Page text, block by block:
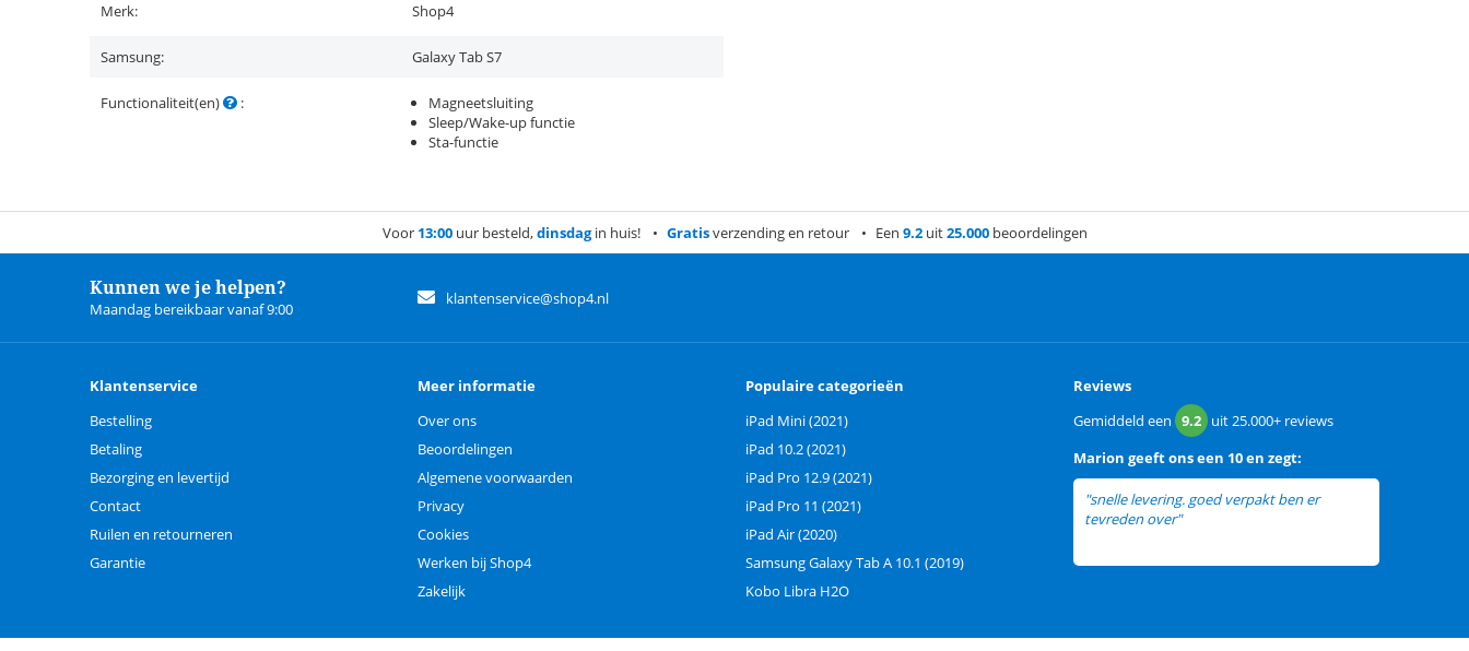
Merk: Shop4
Samsung: Galaxy Tab S7
Functionaliteit(en) :
Magneetsluiting
Sleep/Wake-up functie
Sta-functie
Voor 13:00uur besteld,dinsdagin huis! Gratisverzending en retour Een 9.2uit25.000beoordelingen
Kunnen we je helpen?
Maandag bereikbaar vanaf 9:00
klantenservice@shop4.nl
Klantenservice
Bestelling
Betaling
Bezorging en levertijd
Contact
Ruilen en retourneren
Garantie
Meer informatie
Over ons
Beoordelingen
Algemene voorwaarden
Privacy
Cookies
Werken bij Shop4
Zakelijk
Populaire categorieën
iPad Mini (2021)
iPad 10.2 (2021)
iPad Pro 12.9 (2021)
iPad Pro 11 (2021)
iPad Air (2020)
Samsung Galaxy Tab A 10.1 (2019)
Kobo Libra H2O
Reviews
Gemiddeld een 9.2 uit25.000+ reviews
Marion geeft ons een 10 en zegt:
"snelle levering. goed verpakt ben er
tevreden over"